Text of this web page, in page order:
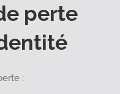
perte
: